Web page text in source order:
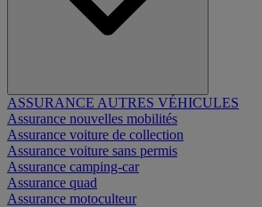
ASSURANCE AUTRES VÉHICULES
Assurance nouvelles mobilités
Assurance voiture de collection
Assurance voiture sans permis
Assurance camping-car
Assurance quad
Assurance motoculteur